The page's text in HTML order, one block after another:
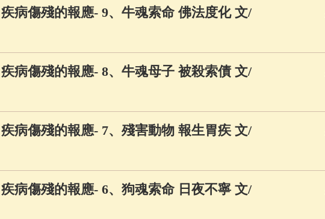
疾病傷殘的報應- 9、牛魂索命 佛法度化 文/
疾病傷殘的報應- 8、牛魂母子 被殺索債 文/
疾病傷殘的報應- 7、殘害動物 報生胃疾 文/
疾病傷殘的報應- 6、狗魂索命 日夜不寧 文/